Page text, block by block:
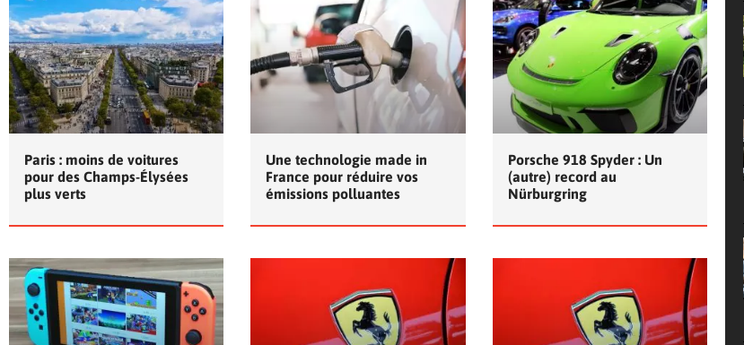
Paris : moins de voitures
pour des Champs-Élysées
plus verts
Une technologie made in
France pour réduire vos
émissions polluantes
Porsche 918 Spyder : Un
(autre) record au
Nürburgring